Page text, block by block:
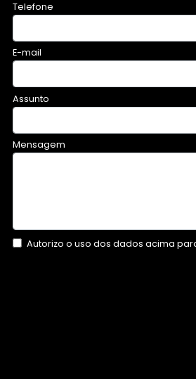
Telefone
E-mail
Assunto
Mensagem
Autorizo o uso dos dados acima